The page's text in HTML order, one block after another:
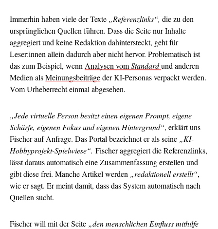
Immerhin haben viele der Texte „Referenzlinks“, die zu den
ursprünglichen Quellen führen. Dass die Seite nur Inhalte
aggregiert und keine Redaktion dahintersteckt, geht für
Leser:innen allein dadurch aber nicht hervor. Problematisch ist
das zum Beispiel, wenn Analysen vomStandardund anderen
Medien alsMeinungsbeiträgeder KI-Personas verpackt werden.
Vom Urheberrecht einmal abgesehen.
„Jede virtuelle Person besitzt einen eigenen Prompt, eigene
Schärfe, eigenen Fokus und eigenen Hintergrund“, erklärt uns
Fischer auf Anfrage. Das Portal bezeichnet er als seine „KI-
Hobbyprojekt-Spielwiese“. Fischer aggregiert die Referenzlinks,
lässt daraus automatisch eine Zusammenfassung erstellen und
gibt diese frei. Manche Artikel werden „redaktionell erstellt“,
wie er sagt. Er meint damit, dass das System automatisch nach
Quellen sucht.
Fischer will mit der Seite „den menschlichen Einfluss mithilfe